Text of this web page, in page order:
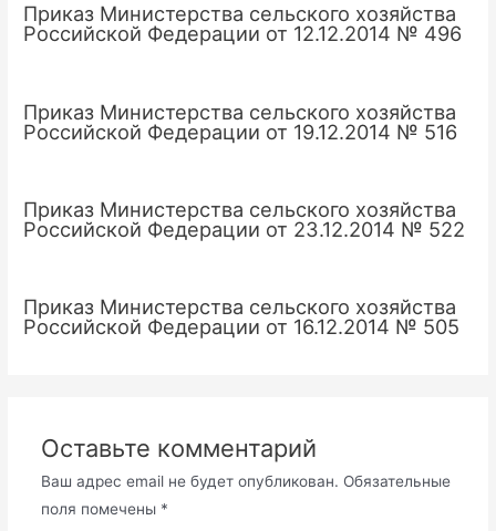
Приказ Министерства сельского хозяйства
Российской Федерации от 12.12.2014 № 496
Приказ Министерства сельского хозяйства
Российской Федерации от 19.12.2014 № 516
Приказ Министерства сельского хозяйства
Российской Федерации от 23.12.2014 № 522
Приказ Министерства сельского хозяйства
Российской Федерации от 16.12.2014 № 505
Оставьте комментарий
Ваш адрес email не будет опубликован. Обязательные
поля помечены *